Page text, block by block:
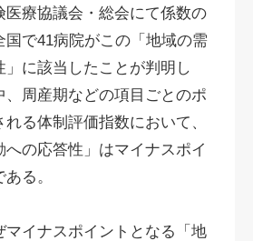
医療協議会・総会にて係数の
国で41病院がこの「地域の需
」に該当したことが判明し
、周産期などの項目ごとのポ
る体制評価指数において、
への応答性」はマイナスポイ
る。
イナスポイントとなる「地